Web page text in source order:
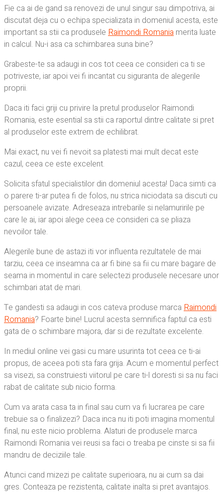
Fie ca ai de gand sa renovezi de unul singur sau dimpotriva, ai
discutat deja cu o echipa specializata in domeniul acesta, este
important sa stii ca produsele Raimondi Romania merita luate
in calcul. Nu-i asa ca schimbarea suna bine?
Grabeste-te sa adaugi in cos tot ceea ce consideri ca ti se
potriveste, iar apoi vei fi incantat cu siguranta de alegerile
proprii.
Daca iti faci griji cu privire la pretul produselor Raimondi
Romania, este esential sa stii ca raportul dintre calitate si pret
al produselor este extrem de echilibrat.
Mai exact, nu vei fi nevoit sa platesti mai mult decat este
cazul, ceea ce este excelent.
Solicita sfatul specialistilor din domeniul acesta! Daca simti ca
o parere ti-ar putea fi de folos, nu strica niciodata sa discuti cu
persoanele avizate. Adreseaza intrebarile si nelamuririle pe
care le ai, iar apoi alege ceea ce consideri ca se pliaza
nevoilor tale.
Alegerile bune de astazi iti vor influenta rezultatele de mai
tarziu, ceea ce inseamna ca ar fi bine sa fii cu mare bagare de
seama in momentul in care selectezi produsele necesare unor
schimbari atat de mari.
Te gandesti sa adaugi in cos cateva produse marca Raimondi
Romania? Foarte bine! Lucrul acesta semnifica faptul ca esti
gata de o schimbare majora, dar si de rezultate excelente.
In mediul online vei gasi cu mare usurinta tot ceea ce ti-ai
propus, de aceea poti sta fara grija. Acum e momentul perfect
sa visezi, sa construiesti viitorul pe care ti-l doresti si sa nu faci
rabat de calitate sub nicio forma.
Cum va arata casa ta in final sau cum va fi lucrarea pe care
trebuie sa o finalizezi? Daca inca nu iti poti imagina momentul
final, nu este nicio problema. Alaturi de produsele marca
Raimondi Romania vei reusi sa faci o treaba pe cinste si sa fii
mandru de deciziile tale.
Atunci cand mizezi pe calitate superioara, nu ai cum sa dai
gres. Conteaza pe rezistenta, calitate inalta si pret avantajos.